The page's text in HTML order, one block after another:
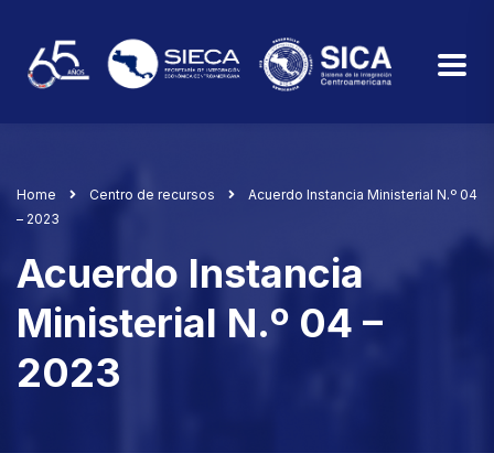
Home Centro de recursos
Acuerdo Instancia Ministerial N.º 04
– 2023
Acuerdo Instancia
Ministerial N.º 04 –
2023